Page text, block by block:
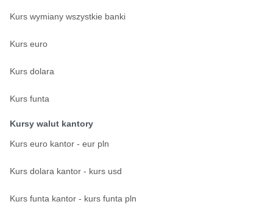
Kurs wymiany wszystkie banki
Kurs euro
Kurs dolara
Kurs funta
Kursy walut kantory
Kurs euro kantor - eur pln
Kurs dolara kantor - kurs usd
Kurs funta kantor - kurs funta pln